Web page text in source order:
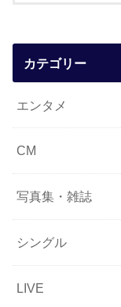
カテゴリー
エンタメ
CM
写真集・雑誌
シングル
LIVE